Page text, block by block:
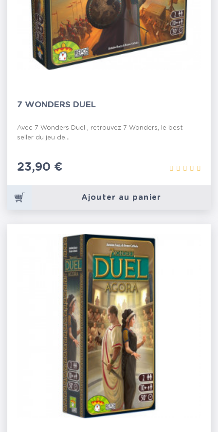
7 WONDERS DUEL
Avec 7 Wonders Duel , retrouvez 7 Wonders, le best-
seller du jeu de...
Prix
23,90 €
Ajouter au panier